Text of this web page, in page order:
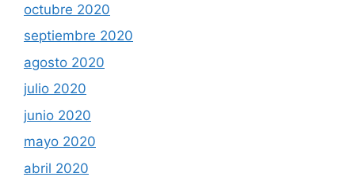
octubre 2020
septiembre 2020
agosto 2020
julio 2020
junio 2020
mayo 2020
abril 2020